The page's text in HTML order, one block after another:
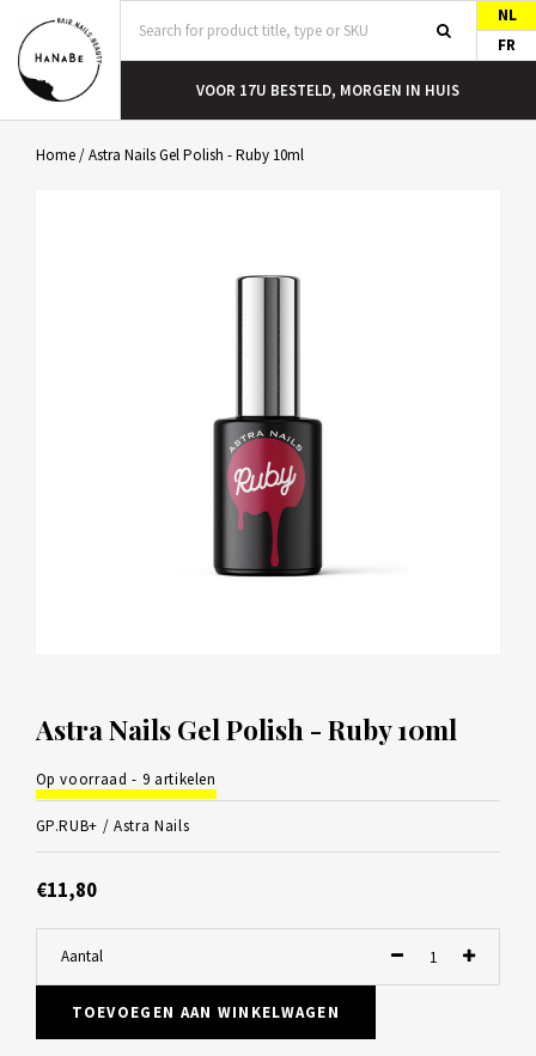
NL
FR
VOOR 17U BESTELD, MORGEN IN HUIS
Home/Astra Nails Gel Polish - Ruby 10ml
Astra Nails Gel Polish - Ruby 10ml
Op voorraad - 9 artikelen
GP.RUB+ /Astra Nails
€11,80
Aantal
TOEVOEGEN AAN WINKELWAGEN